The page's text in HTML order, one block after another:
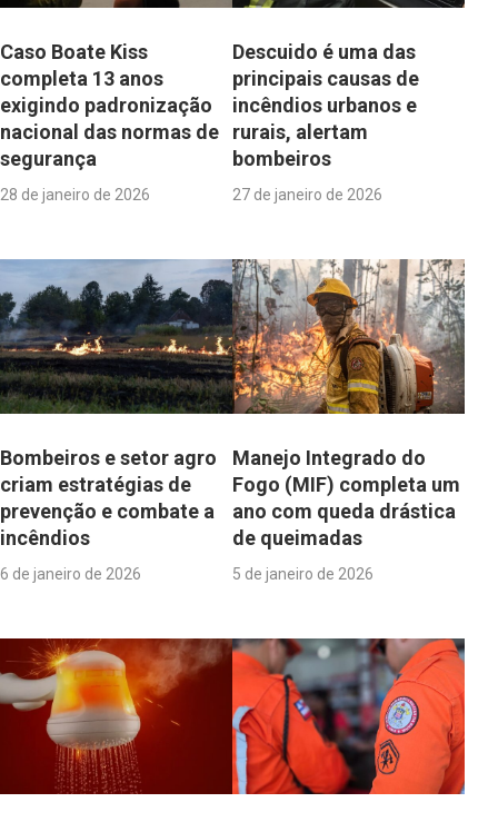
Caso Boate Kiss
completa 13 anos
exigindo padronização
nacional das normas de
segurança
28 de janeiro de 2026
Descuido é uma das
principais causas de
incêndios urbanos e
rurais, alertam
bombeiros
27 de janeiro de 2026
Bombeiros e setor agro
criam estratégias de
prevenção e combate a
incêndios
6 de janeiro de 2026
Manejo Integrado do
Fogo (MIF) completa um
ano com queda drástica
de queimadas
5 de janeiro de 2026